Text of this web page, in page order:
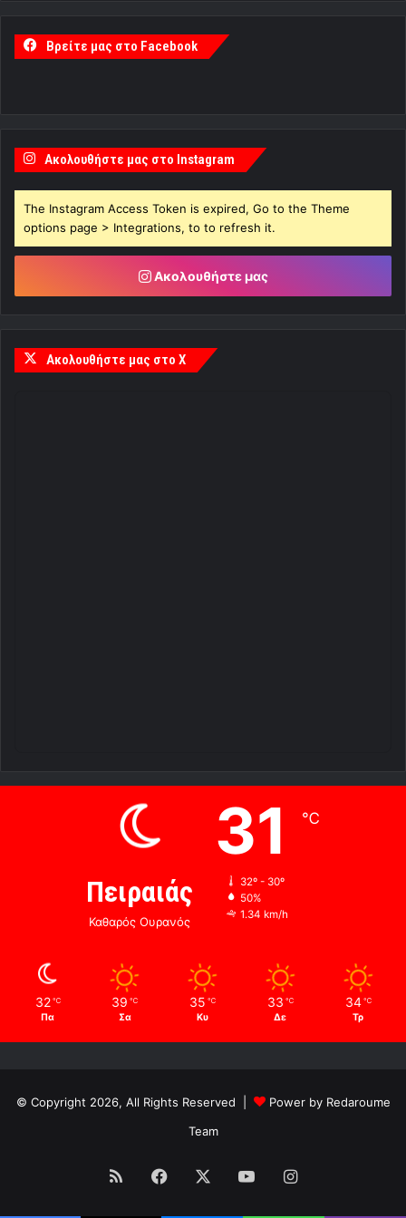
Βρείτε μας στο Facebook
Ακολουθήστε μας στο Instagram
The Instagram Access Token is expired, Go to the Theme
options page > Integrations, to to refresh it.
Ακολουθήστε μας
Ακολουθήστε μας στο X
Πειραιάς
Καθαρός Ουρανός
31 ℃
32º - 30º
50%
1.34 km/h
32 ℃
Πα
39 ℃
Σα
35 ℃
Κυ
33 ℃
Δε
34 ℃
Τρ
© Copyright 2026, All Rights Reserved |
Power by Redaroume
Team
RSS Facebook YouTubeInstagram